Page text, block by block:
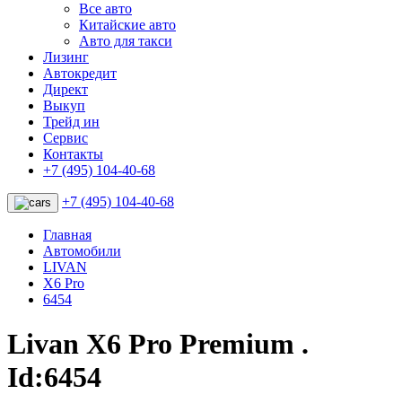
Все авто
Китайские авто
Авто для такси
Лизинг
Автокредит
Директ
Выкуп
Трейд ин
Сервис
Контакты
+7 (495) 104-40-68
+7 (495) 104-40-68
Главная
Автомобили
LIVAN
X6 Pro
6454
Livan X6 Pro Premium .
Id:6454